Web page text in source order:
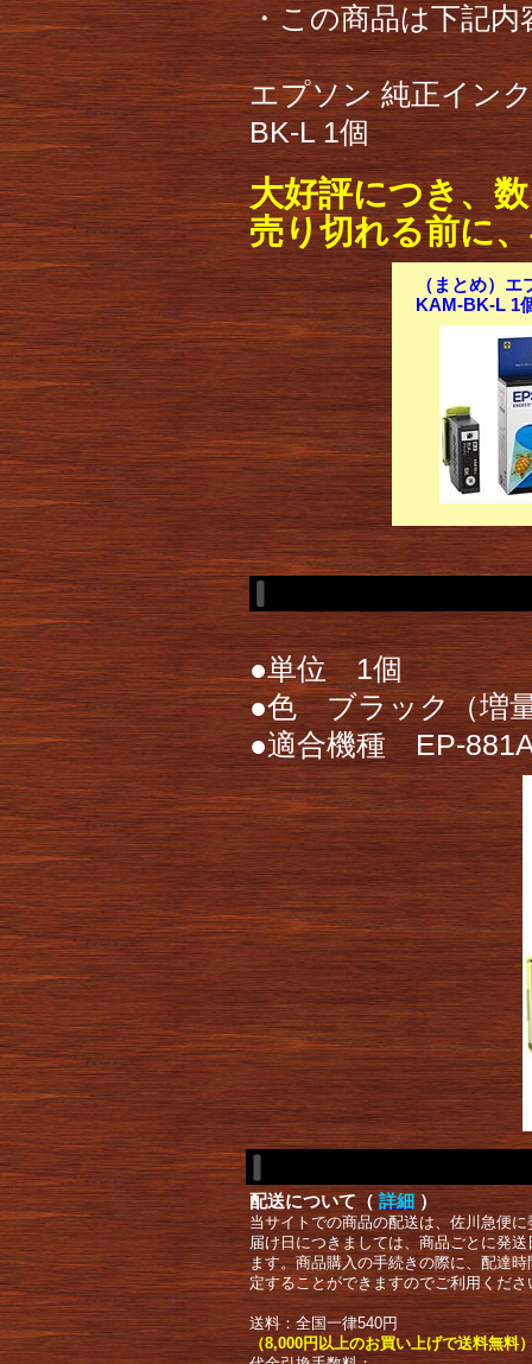
・この商品は下記
エプソン 純正イン
BK-L 1個
大好評につき、
売り切れる前に
（まとめ）
KAM-BK-L 1
●単位 1個
●色 ブラック（増
●適合機種 EP-
配送について（ 詳細 ）
当サイトでの商品の配送は、佐川急便
届け日につきましては、商品ごとに発
ます。商品購入の手続きの際に、配達
定することができますのでご利用くださ
送料：全国一律540円
（8,000円以上のお買い上げで送料無料